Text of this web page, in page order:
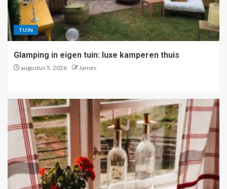
TUIN
Glamping in eigen tuin: luxe kamperen thuis
augustus 5, 2026 James